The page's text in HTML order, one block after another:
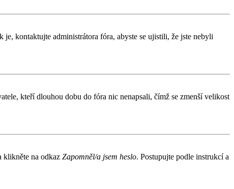
kontaktujte administrátora fóra, abyste se ujistili, že jste nebyli
kteří dlouhou dobu do fóra nic nenapsali, čímž se zmenší velikost
klikněte na odkaz Zapomněl/a jsem heslo. Postupujte podle instrukcí a